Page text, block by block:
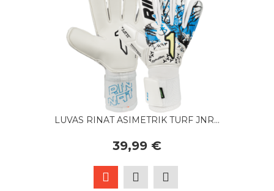
LUVAS RINAT ASIMETRIK TURF JNR...
39,99 €